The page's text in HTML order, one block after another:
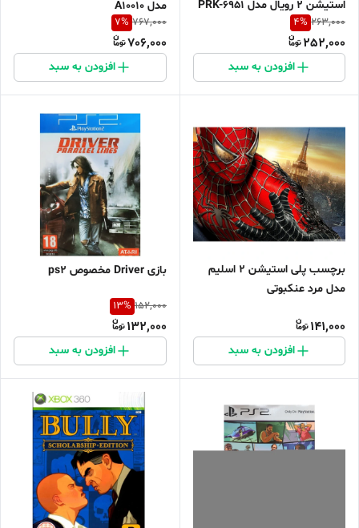
استیشن 2 رویال مدل PRK-6951
طول 1.7 متر
263,000
4%
252,000
افزودن به سبد
مدل A10010
767,000
7%
706,000
افزودن به سبد
برچسب پلی استیشن 2 اسلیم
مدل مرد عنکبوتی
141,000
افزودن به سبد
بازی Driver مخصوص ps2
152,000
13%
132,000
افزودن به سبد